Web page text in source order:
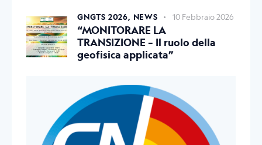
GNGTS 2026, NEWS 10 Febbraio 2026
“MONITORARE LA
TRANSIZIONE – Il ruolo della
geofisica applicata”